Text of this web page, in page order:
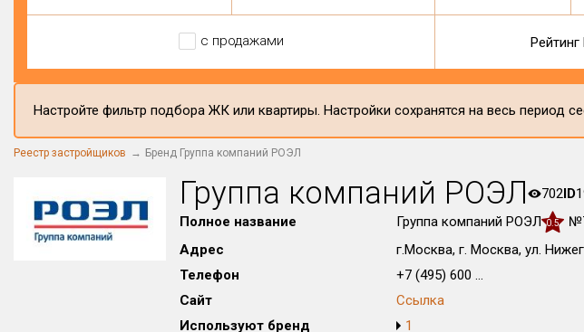
с продажами Рейтинг
Настройте фильтр подбора ЖК или квартиры. Настройки сохранятся на весь период
Реестр застройщиков Бренд Группа компаний РОЭЛ
Группа компаний РОЭЛ 702ID
Полное название
Группа компаний РОЭЛ 0.5
Адрес
г.Москва, г. Москва, ул.
Телефон
+7 (495) 600 ...
Сайт
Ссылка
Используют бренд
1